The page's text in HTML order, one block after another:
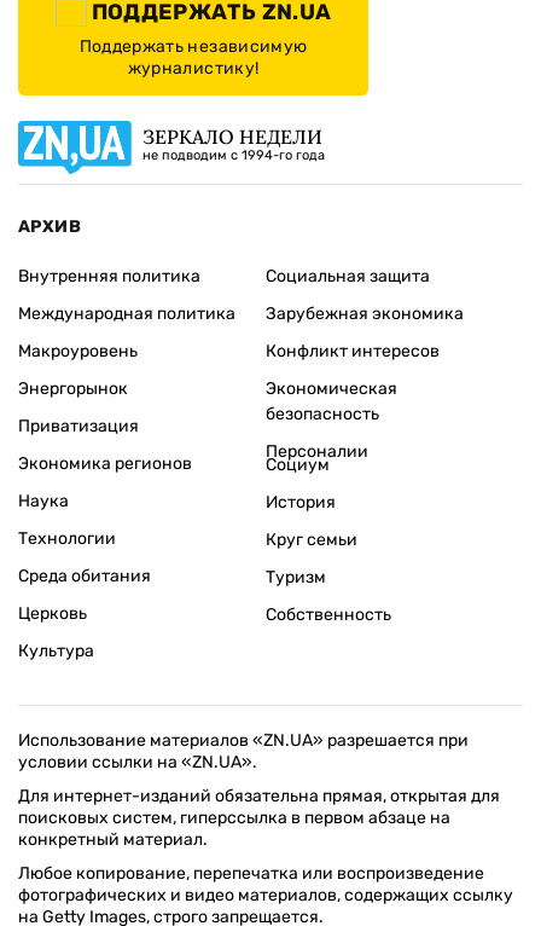
ПОДДЕРЖАТЬ ZN.UA
Поддержать независимую
журналистику!
ЗЕРКАЛО НЕДЕЛИ
не подводим с 1994-го года
АРХИВ
Внутренняя политика
Международная политика
Макроуровень
Энергорынок
Приватизация
Экономика регионов
Социальная защита
Зарубежная экономика
Конфликт интересов
Экономическая
безопасность
Персоналии
Наука
Технологии
Среда обитания
Церковь
Культура
Социум
История
Круг семьи
Туризм
Собственность
Использование материалов «ZN.UA» разрешается при
условии ссылки на «ZN.UA».
Для интернет-изданий обязательна прямая, открытая для
поисковых систем, гиперссылка в первом абзаце на
конкретный материал.
Любое копирование, перепечатка или воспроизведение
фотографических и видео материалов, содержащих ссылку
на Getty Images, строго запрещается.